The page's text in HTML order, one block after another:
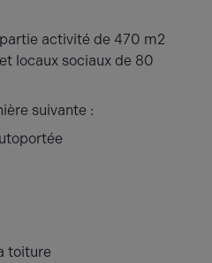
activité de 470 m2
locaux sociaux de 80
suivante :
toiture